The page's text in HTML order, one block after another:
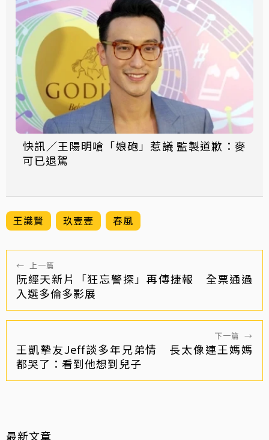
快訊／王陽明嗆「娘砲」惹議 監製道歉：麥
可已退駕
王識賢 玖壹壹 春風
← 上一篇
阮經天新片「狂忘警探」再傳捷報 全票通過
入選多倫多影展
下一篇 →
王凱摯友Jeff談多年兄弟情 長太像連王媽媽
都哭了：看到他想到兒子
最新文章